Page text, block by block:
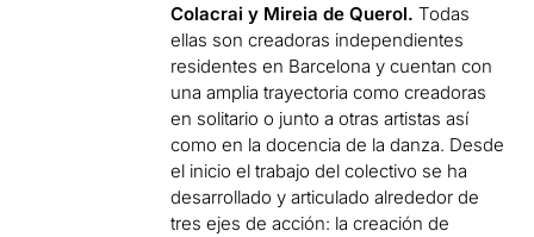
Colacrai y Mireia de Querol.Todas
ellas son creadoras independientes
residentes en Barcelona y cuentan con
una amplia trayectoria como creadoras
en solitario o junto a otras artistas así
como en la docencia de la danza. Desde
el inicio el trabajo del colectivo se ha
desarrollado y articulado alrededor de
tres ejes de acción: la creación de